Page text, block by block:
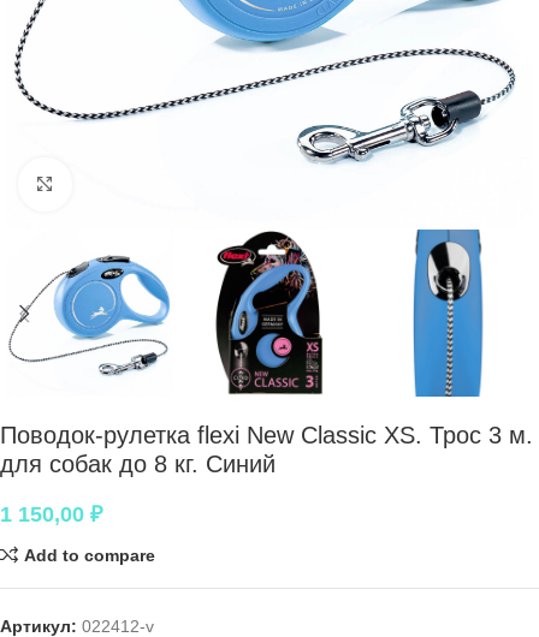
Поводок-рулетка flexi New Classic XS. Трос 3 м.
для собак до 8 кг. Синий
1 150,00 ₽
Add to compare
Артикул: 022412-v